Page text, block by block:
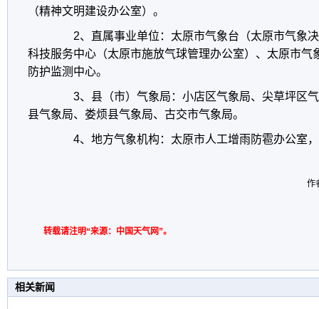
（精神文明建设办公室）。
2、直属事业单位：太原市气象台（太原市气象
科技服务中心（太原市施放气球管理办公室）、太原市气
防护监测中心。
3、县（市）气象局：小店区气象局、尖草坪区
县气象局、娄烦县气象局、古交市气象局。
4、地方气象机构：太原市人工增雨防雹办公室
作
转载请注明“来源：中国天气网”。
相关新闻